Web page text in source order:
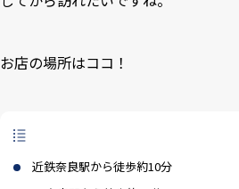
お店の場所はココ！
近鉄奈良駅から徒歩約10分